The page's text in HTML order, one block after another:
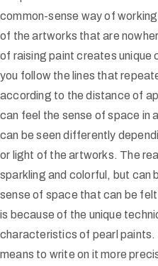
common-sense way of
of the artworks that are
of raising paint creates
you follow the lines that
according to the distance of
can feel the sense of space in
can be seen differently
or light of the artworks. The
sparkling and colorful, but can
sense of space that can be
is because of the unique
characteristics of pearl paints.
means to write on it more